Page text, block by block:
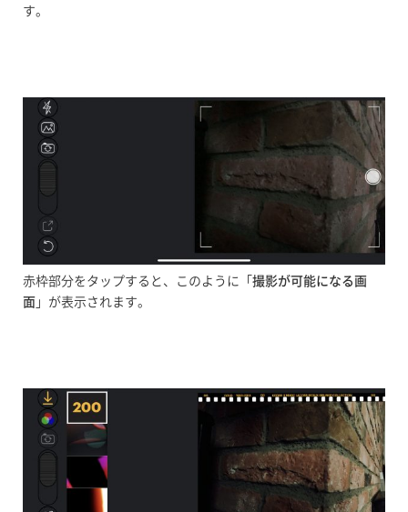
す。
赤枠部分をタップすると、このように「 撮影が可能になる画
面 」が表示されます。